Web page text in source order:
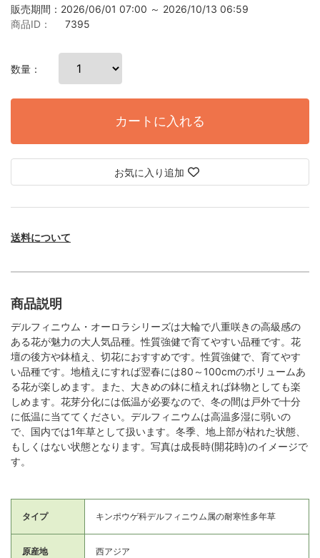
販売期間：2026/06/01 07:00 ～ 2026/10/13 06:59
商品ID：
7395
数量：
カートに入れる
お気に入り追加
送料について
商品説明
デルフィニウム・オーロラシリーズは大輪で八重咲きの高級感の
ある花が魅力の大人気品種。性質強健で育てやすい品種です。花
壇の後方や鉢植え、切花におすすめです。性質強健で、育てやす
い品種です。地植えにすれば翌春には80～100cmのボリュームあ
る花が楽しめます。また、大きめの鉢に植えれば鉢物としても楽
しめます。花芽分化には低温が必要なので、冬の間は戸外で十分
に低温に当ててください。デルフィニウムは高温多湿に弱いの
で、国内では1年草として扱います。冬季、地上部が枯れた状態、
もしくはない状態となります。写真は成長時(開花時)のイメージで
す。
タイプ キンポウゲ科デルフィニウム属の耐寒性多年草
原産地 西アジア